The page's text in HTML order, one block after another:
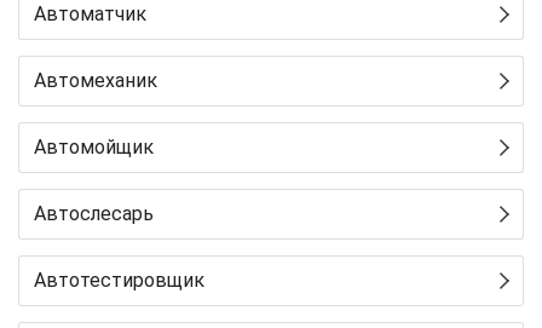
Автоматчик
Автомеханик
Автомойщик
Автослесарь
Автотестировщик